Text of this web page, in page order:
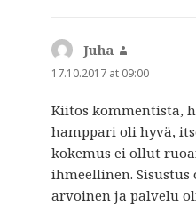
Juha
17.10.2017 at 09:00
Kiitos kommentista,
hamppari oli hyvä,
kokemus ei ollut
ihmeellinen.
arvoinen ja palvelu